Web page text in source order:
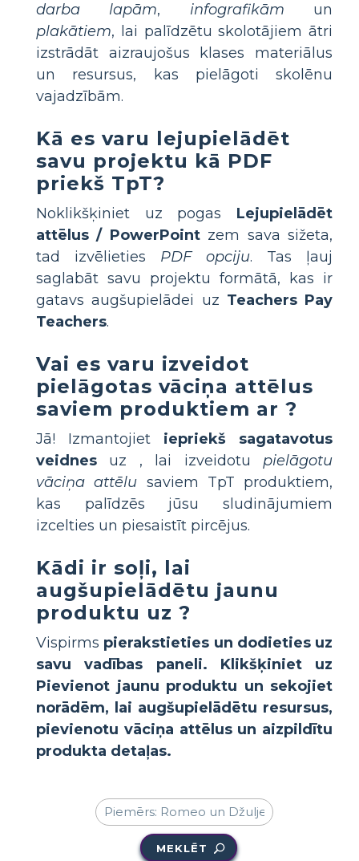
darba lapām, infografikām un
plakātiem, lai palīdzētu skolotājiem ātri
izstrādāt aizraujošus klases materiālus
un resursus, kas pielāgoti skolēnu
vajadzībām.
Kā es varu lejupielādēt
savu projektu kā PDF
priekš TpT?
Noklikšķiniet uz pogas Lejupielādēt
attēlus / PowerPointzem sava sižeta,
tad izvēlieties PDF opciju. Tas ļauj
saglabāt savu projektu formātā, kas ir
gatavs augšupielādei uz Teachers Pay
Teachers.
Vai es varu izveidot
pielāgotas vāciņa attēlus
saviem produktiem ar ?
Jā! Izmantojiet iepriekš sagatavotus
veidnes uz , lai izveidotu pielāgotu
vāciņa attēlu saviem TpT produktiem,
kas palīdzēs jūsu sludinājumiem
izcelties un piesaistīt pircējus.
Kādi ir soļi, lai
augšupielādētu jaunu
produktu uz ?
Vispirms pierakstieties un dodieties uz
savu vadības paneli. Klikšķiniet uz
Pievienot jaunu produktu un sekojiet
norādēm, lai augšupielādētu resursus,
pievienotu vāciņa attēlus un aizpildītu
produkta detaļas.
MEKLĒT